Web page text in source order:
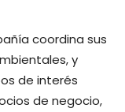
coordina sus
y
de interés
de negocio,